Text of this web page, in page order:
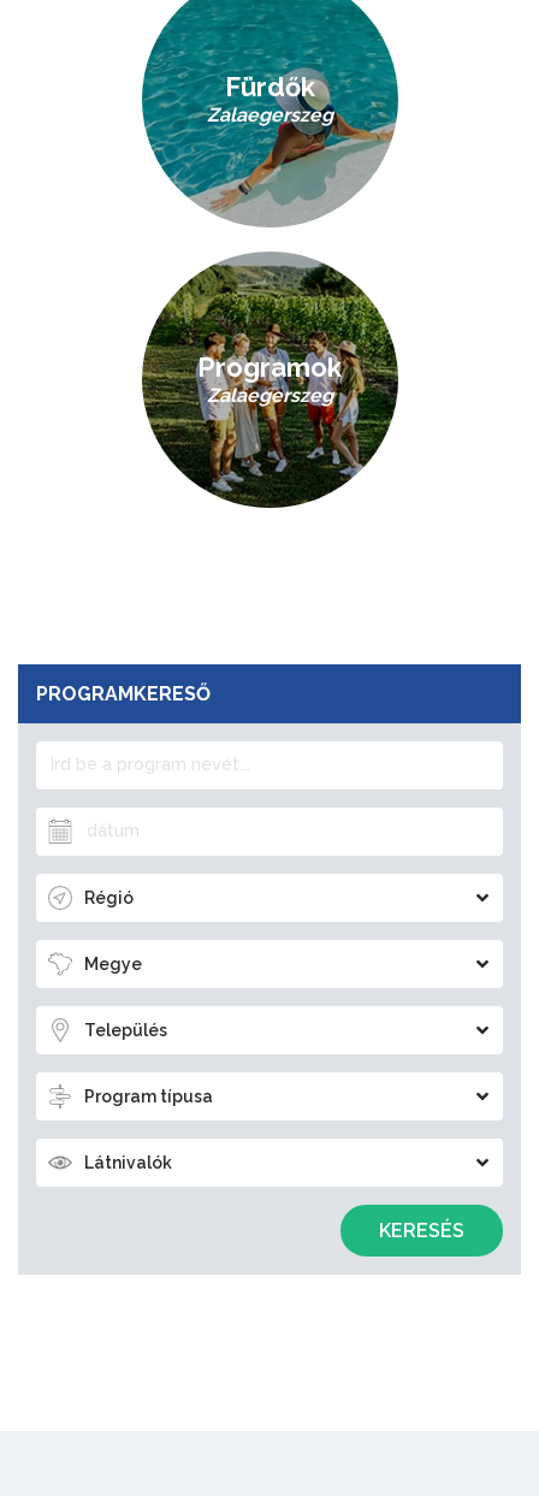
Fürdők
Zalaegerszeg
Programok
Zalaegerszeg
PROGRAMKERESŐ
Régió
Megye
Település
Program típusa
Látnivalók
KERESÉS